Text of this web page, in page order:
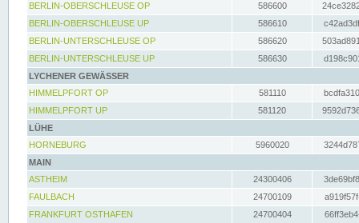
BERLIN-OBERSCHLEUSE OP
586600
BERLIN-OBERSCHLEUSE UP
586610
BERLIN-UNTERSCHLEUSE OP
586620
BERLIN-UNTERSCHLEUSE UP
586630
LYCHENER GEWÄSSER
HIMMELPFORT OP
581110
HIMMELPFORT UP
581120
LÜHE
HORNEBURG
5960020
MAIN
ASTHEIM
24300406
FAULBACH
24700109
FRANKFURT OSTHAFEN
24700404